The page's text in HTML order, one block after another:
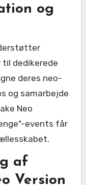
og
dedikerede
deres neo-
og samarbejde
Neo
events får
af
Version